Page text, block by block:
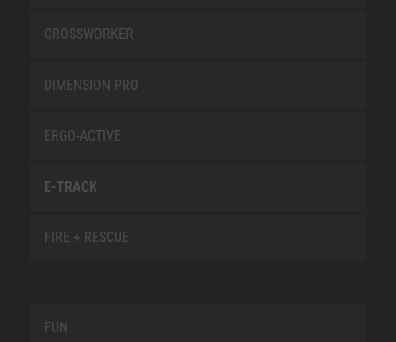
CROSSWORKER
DIMENSION PRO
ERGO-ACTIVE
E-TRACK
FIRE + RESCUE
FUN